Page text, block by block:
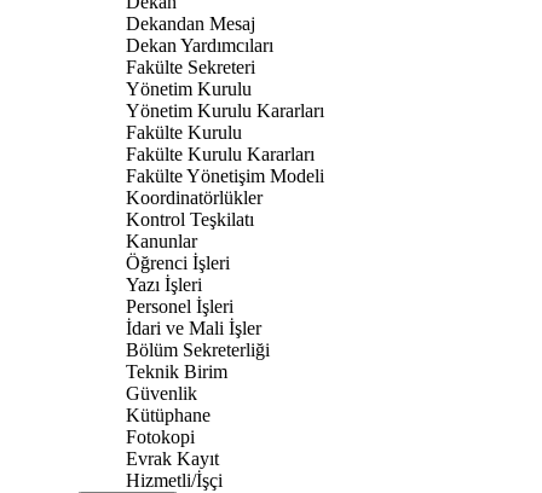
Dekandan Mesaj
Dekan Yardımcıları
Fakülte Sekreteri
Yönetim Kurulu
Yönetim Kurulu Kararları
Fakülte Kurulu
Fakülte Kurulu Kararları
Fakülte Yönetişim Modeli
Koordinatörlükler
Kontrol Teşkilatı
Kanunlar
Öğrenci İşleri
Yazı İşleri
Personel İşleri
İdari ve Mali İşler
Bölüm Sekreterliği
Teknik Birim
Güvenlik
Kütüphane
Fotokopi
Evrak Kayıt
Hizmetli/İşçi